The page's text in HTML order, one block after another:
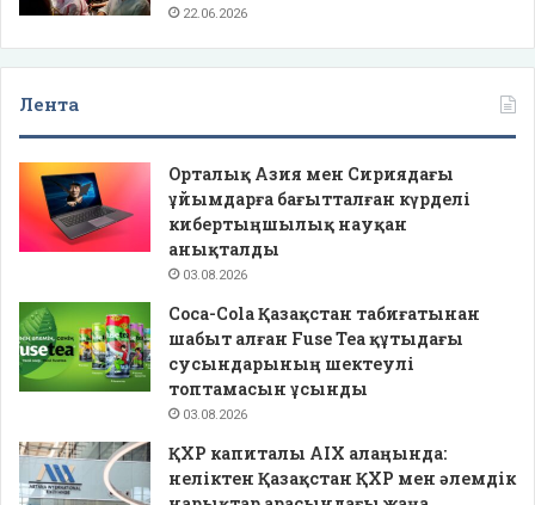
22.06.2026
Лента
Орталық Азия мен Сириядағы
ұйымдарға бағытталған күрделі
кибертыңшылық науқан
анықталды
03.08.2026
Coca-Cola Қазақстан табиғатынан
шабыт алған Fuse Tea құтыдағы
сусындарының шектеулі
топтамасын ұсынды
03.08.2026
ҚХР капиталы AIX алаңында:
неліктен Қазақстан ҚХР мен әлемдік